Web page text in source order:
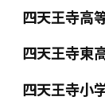
四天王寺高
四天王寺東
四天王寺小